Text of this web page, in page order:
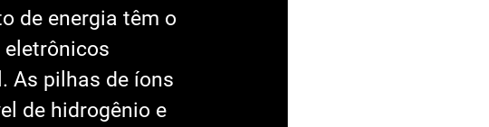
de energia têm o
As pilhas de íons
de hidrogênio e